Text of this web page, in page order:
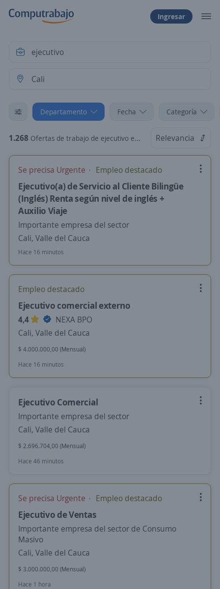
Ingresar
Departamento Fecha Categoría
1.268 Ofertas de trabajo de ejecutivo en Cali, Valle del Cauca Relevancia
Se precisa Urgente Empleo destacado
Ejecutivo(a) de Servicio al Cliente Bilingüe
(Inglés) Renta según nivel de inglés +
Auxilio Viaje
Importante empresa del sector
Cali, Valle del Cauca
Hace 16 minutos
Empleo destacado
Ejecutivo comercial externo
4,4
NEXA BPO
Cali, Valle del Cauca
$ 4.000.000,00 (Mensual)
Hace 16 minutos
Ejecutivo Comercial
Importante empresa del sector
Cali, Valle del Cauca
$ 2.696.704,00 (Mensual)
Hace 46 minutos
Se precisa Urgente Empleo destacado
Ejecutivo de Ventas
Importante empresa del sector de Consumo
Masivo
Cali, Valle del Cauca
$ 3.000.000,00 (Mensual)
Hace 1 hora